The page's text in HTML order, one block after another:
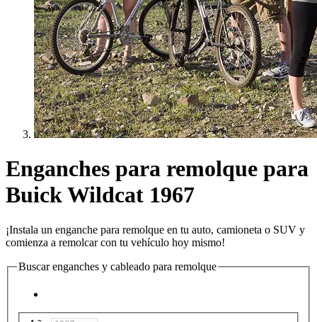
Enganches para remolque para
Buick Wildcat 1967
¡Instala un enganche para remolque en tu auto, camioneta o SUV y
comienza a remolcar con tu vehículo hoy mismo!
Buscar enganches y cableado para remolque